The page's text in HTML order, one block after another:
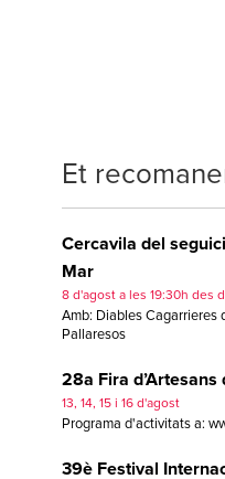
Et
Cercavila del
Mar
8 d'agost a les 19:30h des
Amb: Diables Cagarrieres
Pallaresos
28a Fira d’Artesans
13, 14, 15 i 16 d'agost
Programa d'activitats a:
39è Festival